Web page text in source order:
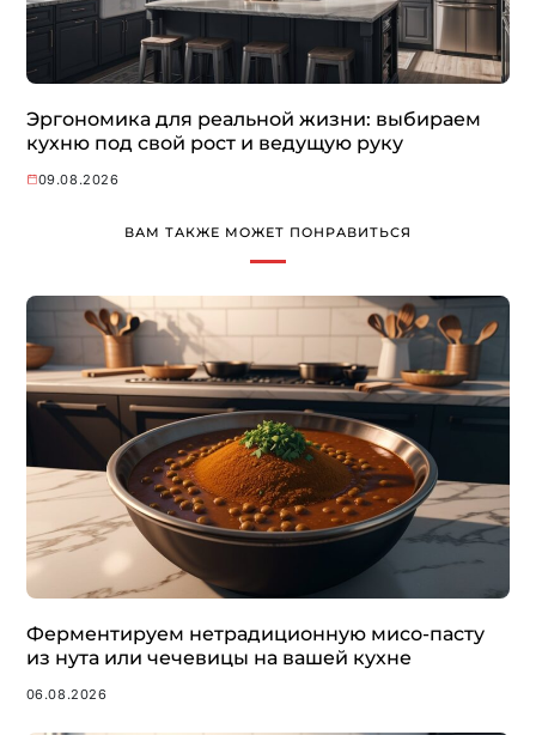
Эргономика для реальной жизни: выбираем
кухню под свой рост и ведущую руку
09.08.2026
ВАМ ТАКЖЕ МОЖЕТ ПОНРАВИТЬСЯ
Ферментируем нетрадиционную мисо-пасту
из нута или чечевицы на вашей кухне
06.08.2026